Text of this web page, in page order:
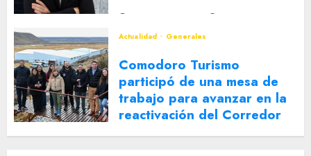
Actualidad
Generales
Comodoro Turismo
participó de una mesa de
trabajo para avanzar en la
reactivación del Corredor
Turístico Integrado